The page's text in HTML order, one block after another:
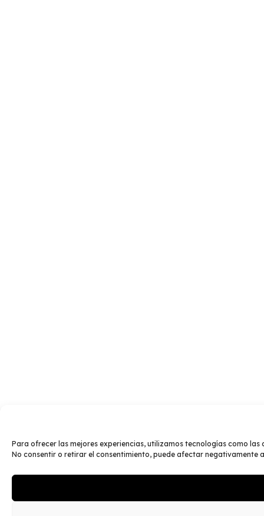
Para ofrecer las mejores experiencias, utilizamos tecnologías como
No consentir o retirar el consentimiento, puede afectar negativamente